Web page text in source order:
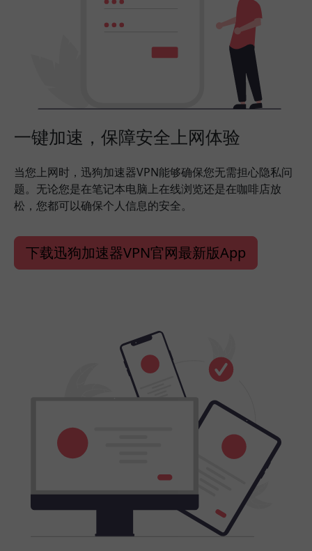
一键加速，保障安全上网体验
当您上网时，迅狗加速器VPN能够确保您无需担心隐私问
题。无论您是在笔记本电脑上在线浏览还是在咖啡店放
松，您都可以确保个人信息的安全。
下载迅狗加速器VPN官网最新版App